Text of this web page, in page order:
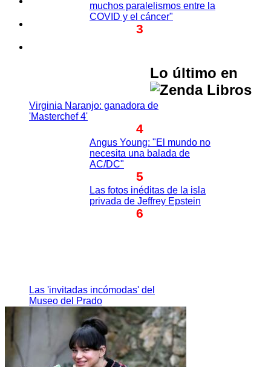
muchos paralelismos entre la
COVID y el cáncer"
3
Virginia Naranjo: ganadora de
'Masterchef 4'
4
Angus Young: "El mundo no
necesita una balada de
AC/DC"
5
Las fotos inéditas de la isla
privada de Jeffrey Epstein
6
Las 'invitadas incómodas' del
Museo del Prado
Lo último en